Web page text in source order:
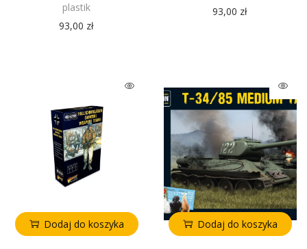
plastik
93,00 zł
93,00 zł
Dodaj do koszyka Dodaj do koszyka